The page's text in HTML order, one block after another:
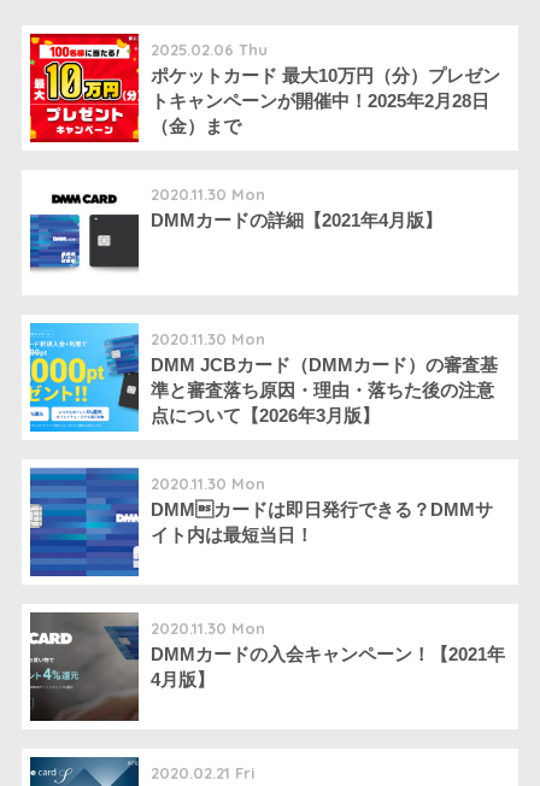
2025.02.06 Thu
ポケットカード 最大10万円（分）プレゼン
トキャンペーンが開催中！2025年2月28日
（金）まで
2020.11.30 Mon
DMMカードの詳細【2021年4月版】
2020.11.30 Mon
DMM JCBカード（DMMカード）の審査基
準と審査落ち原因・理由・落ちた後の注意
点について【2026年3月版】
2020.11.30 Mon
DMMカードは即日発行できる？DMMサ
イト内は最短当日！
2020.11.30 Mon
DMMカードの入会キャンペーン！【2021年
4月版】
2020.02.21 Fri